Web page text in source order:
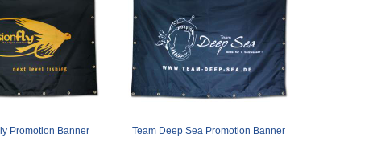
Promotion Banner Team Deep Sea Promotion Banner